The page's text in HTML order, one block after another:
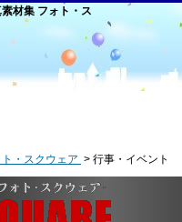
材集 フォト・ス
・スクウェア 行事・イベント